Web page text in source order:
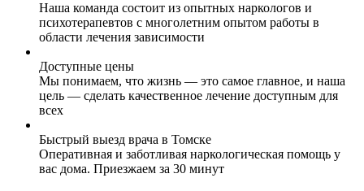
Наша команда состоит из опытных наркологов и
психотерапевтов с многолетним опытом работы в
области лечения зависимости
Доступные цены
Мы понимаем, что жизнь — это самое главное, и наша
цель — сделать качественное лечение доступным для
всех
Быстрый выезд врача в Томске
Оперативная и заботливая наркологическая помощь у
вас дома. Приезжаем за 30 минут